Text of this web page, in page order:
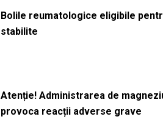
Bolile reumatologice eligibile
stabilite
Atenție! Administrarea de
provoca reacții adverse grave